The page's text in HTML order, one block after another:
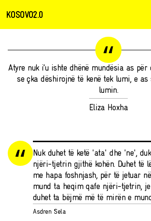
KOSOVO2.0
Atyre nuk i’u ishte dhënë mundësia as
se çka dëshirojnë të kenë tek lumi, e
lumin.
Eliza Hoxha
Nuk duhet të ketë 'ata' dhe 'ne',
njëri-tjetrin gjithë kohën. Duhet të
me hapa foshnjash, për të jetuar
mund ta heqim qafe njëri-tjetrin,
duhet ta bëjmë më të mirën e
Asdren Sela